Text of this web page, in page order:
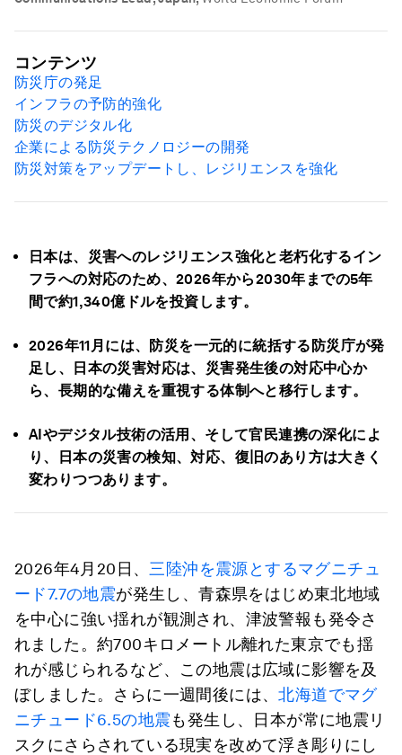
日本は、災害へのレジリエンス強化と老朽化するイン
フラへの対応のため、2026年から2030年までの5年
間で約1,340億ドルを投資します。
2026年11月には、防災を一元的に統括する防災庁が発
足し、日本の災害対応は、災害発生後の対応中心か
ら、長期的な備えを重視する体制へと移行します。
AIやデジタル技術の活用、そして官民連携の深化によ
り、日本の災害の検知、対応、復旧のあり方は大きく
変わりつつあります。
2026年4月20日、 三陸沖を震源とするマグニチュ
ード7.7の地震が発生し、青森県をはじめ東北地域
を中心に強い揺れが観測され、津波警報も発令さ
れました。約700キロメートル離れた東京でも揺
れが感じられるなど、この地震は広域に影響を及
ぼしました。さらに一週間後には、北海道でマグ
ニチュード6.5の地震も発生し、日本が常に地震リ
スクにさらされている現実を改めて浮き彫りにし
コンテンツ
防災庁の発足
インフラの予防的強化
防災のデジタル化
企業による防災テクノロジーの開発
防災対策をアップデートし、レジリエンスを強化